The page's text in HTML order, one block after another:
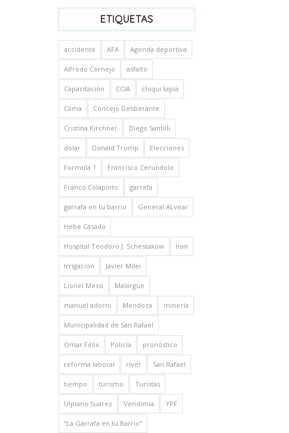
ETIQUETAS
accidente AFA Agenda deportiva
Alfredo Cornejo asfalto
Capacitación CCIA chiqui tapia
Clima Concejo Deliberante
Cristina Kirchner Diego Santilli
dolar Donald Trump Elecciones
Formula 1 Francisco Cerúndolo
Franco Colapinto garrafa
garrafa en tu barrio General ALvear
Hebe Casado
Hospital Teodoro J. Schestakow Iran
Irrigación Javier Milei
Lionel Messi Malargüe
manuel adorni Mendoza minería
Municipalidad de San Rafael
Omar Félix Policía pronóstico
reforma laboral river San Rafael
tiempo turismo Turistas
Ulpiano Suarez Vendimia YPF
“La Garrafa en tu Barrio”